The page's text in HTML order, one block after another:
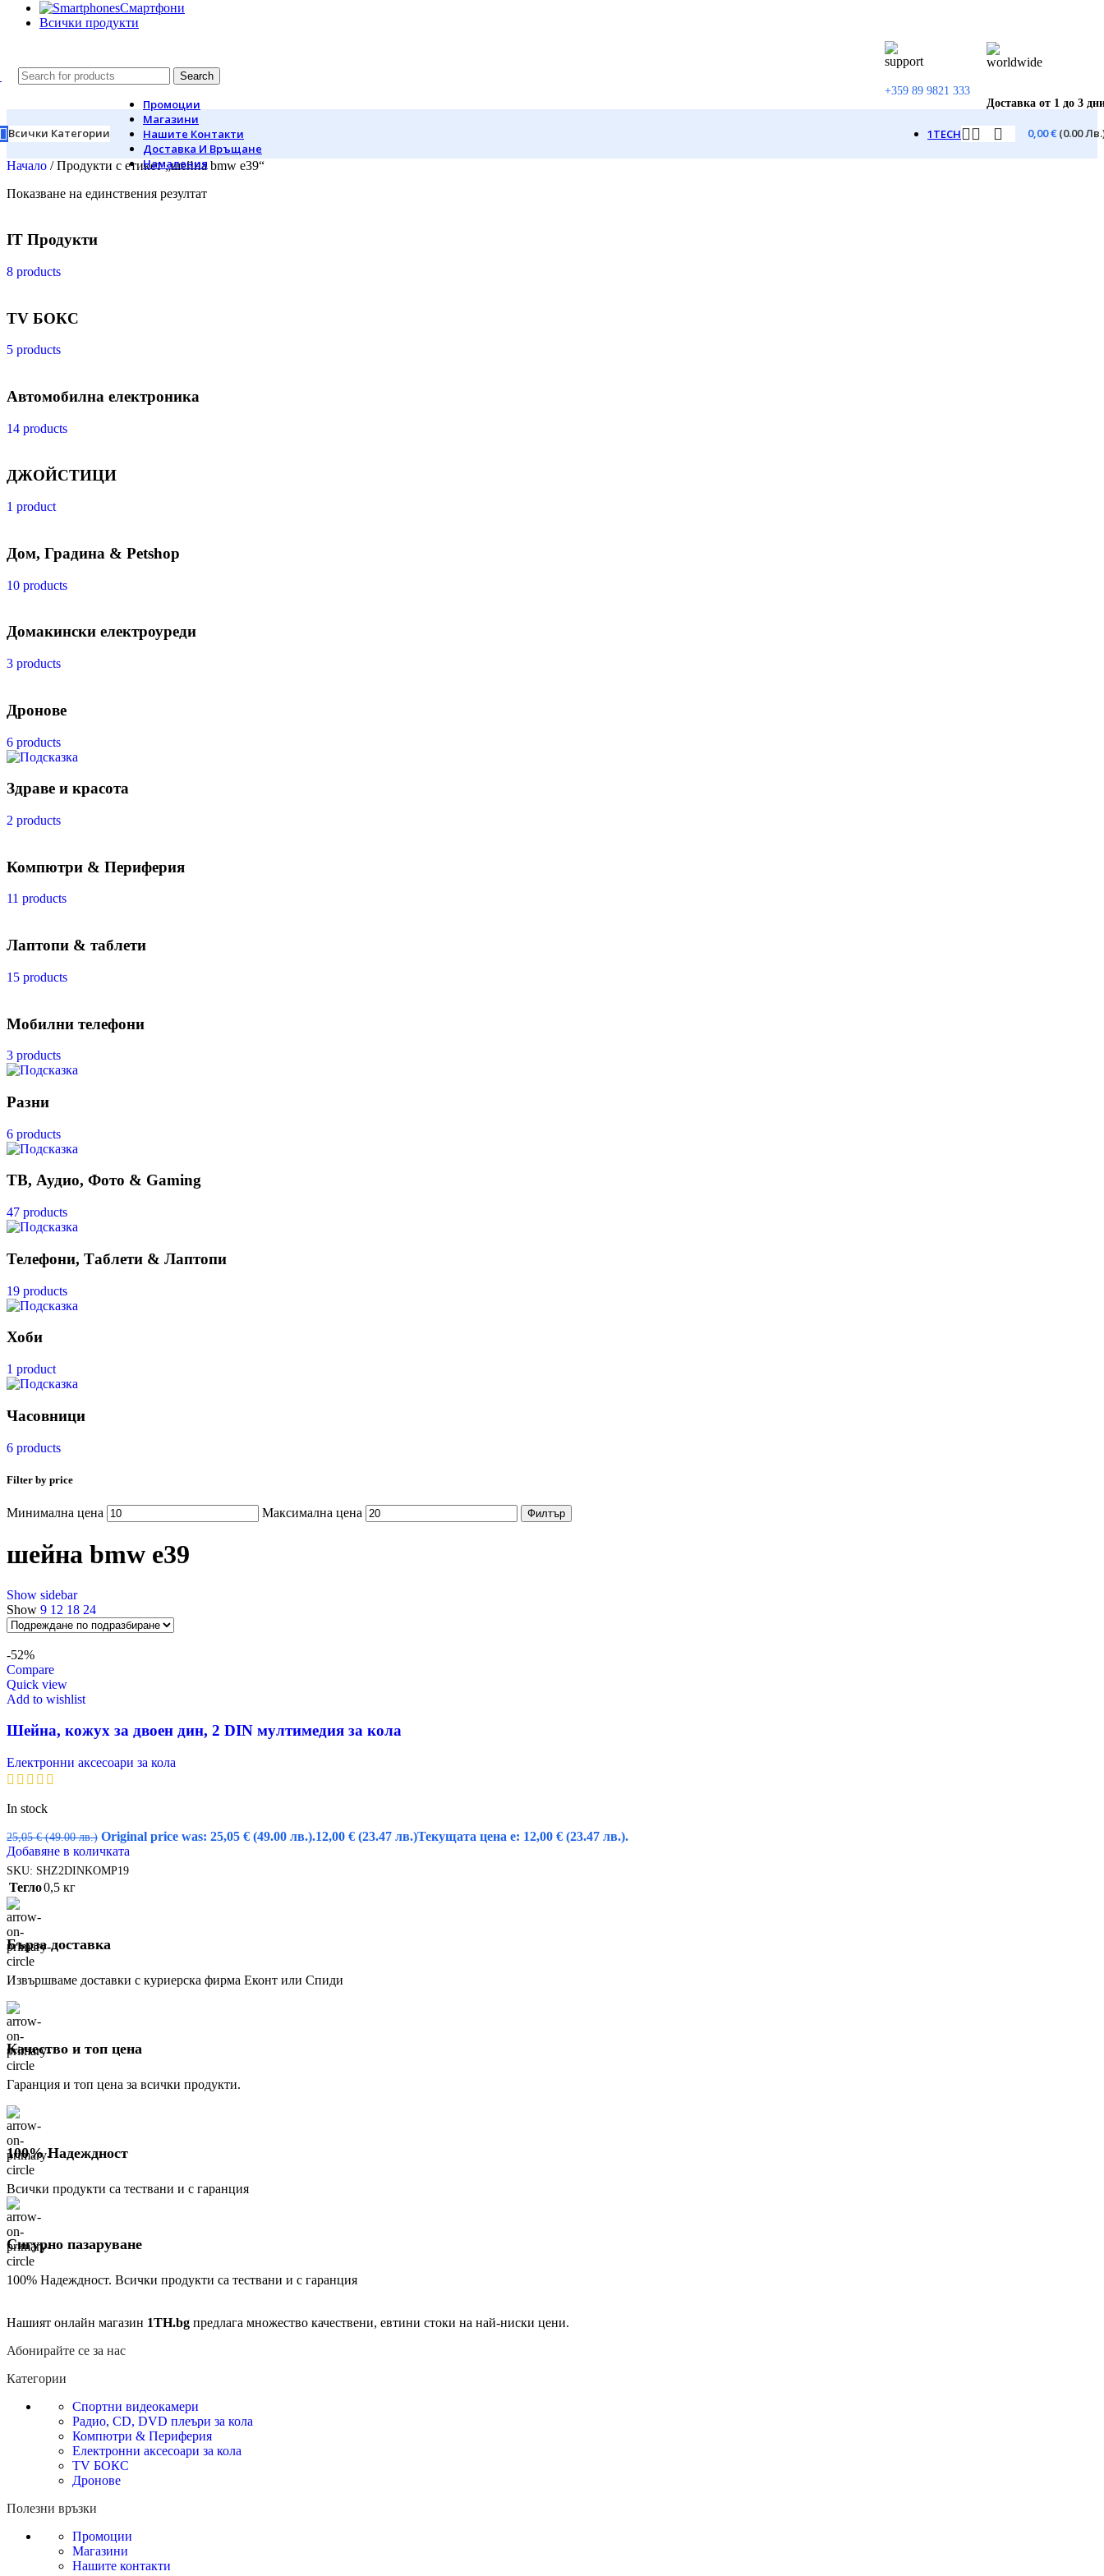
Смартфони
Всички продукти
Search
+359 89 9821 333
Доставка от 1 до 3
Всички Категории
Промоции
Магазини
Нашите Контакти
Доставка И Връщане
Намаления
1TECH 0,00€ (0.00
Начало / Продукти с етикет „шейна bmw e39“
Показване на единствения резултат
IT Продукти
8 products
TV БОКС
5 products
Автомобилна електроника
14 products
ДЖОЙСТИЦИ
1 product
Дом, Градина & Petshop
10 products
Домакински електроуреди
3 products
Дронове
6 products
Здраве и красота
2 products
Компютри & Периферия
11 products
Лаптопи & таблети
15 products
Мобилни телефони
3 products
Разни
6 products
ТВ, Аудио, Фото & Gaming
47 products
Телефони, Таблети & Лаптопи
19 products
Хоби
1 product
Часовници
6 products
Filter by price
Минимална цена Максимална цена Филтър
шейна bmw e39
Show sidebar
Show 9 12 18 24
-52%
Compare
Quick view
Add to wishlist
Шейна, кожух за двоен дин, 2 DIN мултимедия за кола
Електронни аксесоари за кола
In stock
25,05€ (49.00 лв.) Original price was: 25,05 € (49.00 лв.).12,00 € (23.47 лв.)Текущата цена е: 12,00 € (23.47 лв.).
Добавяне в количката
SKU: SHZ2DINKOMP19
Тегло0,5 кг
Бърза доставка
Извършваме доставки с куриерска фирма Еконт или Спиди
Качество и топ цена
Гаранция и топ цена за всички продукти.
100% Надеждност
Всички продукти са тествани и с гаранция
Сигурно пазаруване
100% Надеждност. Всички продукти са тествани и с гаранция
Нашият онлайн магазин 1TH.bg предлага множество качествени, евтини стоки на най-ниски цени.
Абонирайте се за нас
Категории
Спортни видеокамери
Радио, CD, DVD плеъри за кола
Компютри & Периферия
Електронни аксесоари за кола
TV БОКС
Дронове
Полезни връзки
Промоции
Магазини
Нашите контакти